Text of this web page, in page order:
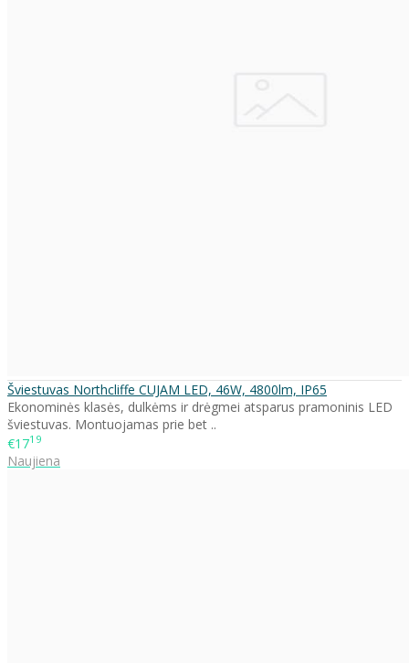
Šviestuvas Northcliffe CUJAM LED, 46W, 4800lm, IP65
Ekonominės klasės, dulkėms ir drėgmei atsparus pramoninis LED
šviestuvas. Montuojamas prie bet ..
€1719
Naujiena